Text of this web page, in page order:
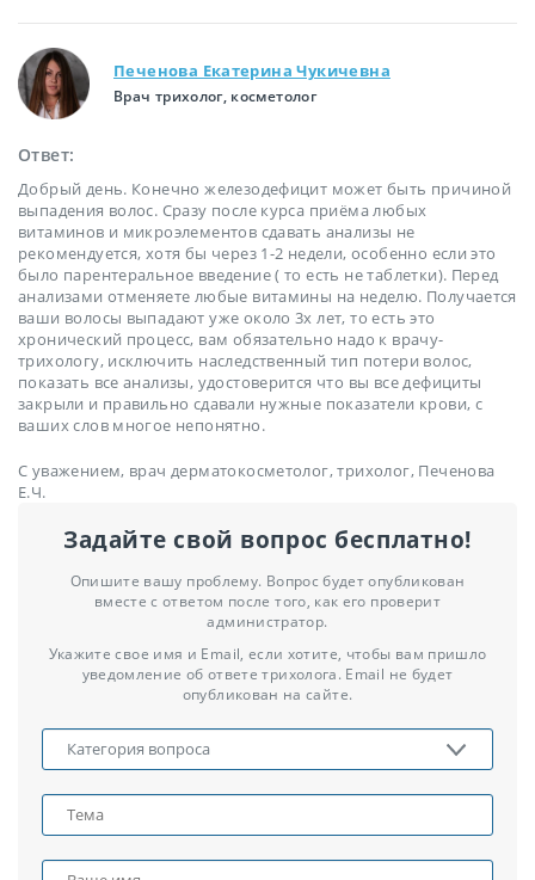
Печенова Екатерина Чукичевна
Врач трихолог, косметолог
Ответ:
Добрый день. Конечно железодефицит может быть причиной
выпадения волос. Сразу после курса приёма любых
витаминов и микроэлементов сдавать анализы не
рекомендуется, хотя бы через 1-2 недели, особенно если это
было парентеральное введение ( то есть не таблетки). Перед
анализами отменяете любые витамины на неделю. Получается
ваши волосы выпадают уже около 3х лет, то есть это
хронический процесс, вам обязательно надо к врачу-
трихологу, исключить наследственный тип потери волос,
показать все анализы, удостоверится что вы все дефициты
закрыли и правильно сдавали нужные показатели крови, с
ваших слов многое непонятно.
С уважением, врач дерматокосметолог, трихолог, Печенова
Е.Ч.
Задайте свой вопрос бесплатно!
Опишите вашу проблему. Вопрос будет опубликован
вместе с ответом после того, как его проверит
администратор.
Укажите свое имя и Email, если хотите, чтобы вам пришло
уведомление об ответе трихолога. Email не будет
опубликован на сайте.